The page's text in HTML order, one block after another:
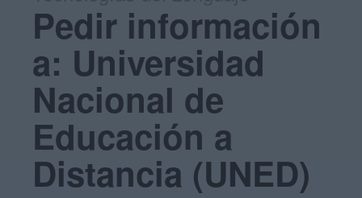
Pedir información
a: Universidad
Nacional de
Educación a
Distancia (UNED)